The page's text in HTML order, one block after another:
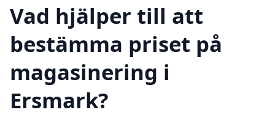
Vad hjälper till att
bestämma priset på
magasinering i
Ersmark?